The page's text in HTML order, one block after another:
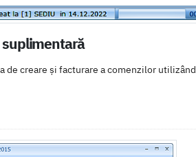
de creare și facturare a comenzilor utilizând